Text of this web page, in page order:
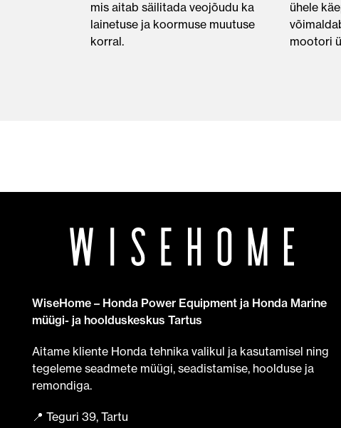
mis aitab säilitada veojõudu ka
lainetuse ja koormuse muutuse
korral.
ühele
mootori
WiseHome – Honda Power Equipment ja Honda Marine
müügi- ja hoolduskeskus Tartus
Aitame kliente Honda tehnika valikul ja kasutamisel ning
tegeleme seadmete müügi, seadistamise, hoolduse ja
remondiga.
📍 Teguri 39, Tartu